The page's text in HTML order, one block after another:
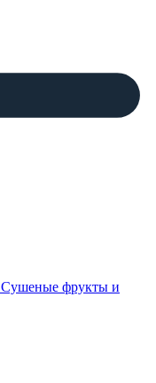
Сушеные фрукты и